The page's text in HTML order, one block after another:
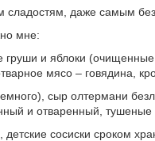
сладостям, даже самым
мне:
груши и яблоки (очищенные
мясо – говядина,
сыр олтермани
и отваренный,
детские сосиски сроком